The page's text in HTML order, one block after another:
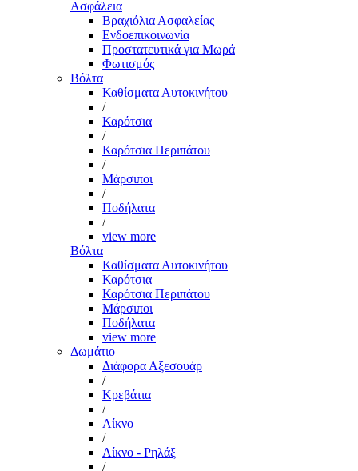
Ασφάλεια
Βραχιόλια Ασφαλείας
Ενδοεπικοινωνία
Προστατευτικά για Μωρά
Φωτισμός
Βόλτα
Καθίσματα Αυτοκινήτου
/
Καρότσια
/
Καρότσια Περιπάτου
/
Μάρσιποι
/
Ποδήλατα
/
view more
Βόλτα
Καθίσματα Αυτοκινήτου
Καρότσια
Καρότσια Περιπάτου
Μάρσιποι
Ποδήλατα
view more
Δωμάτιο
Διάφορα Αξεσουάρ
/
Κρεβάτια
/
Λίκνο
/
Λίκνο - Ρηλάξ
/